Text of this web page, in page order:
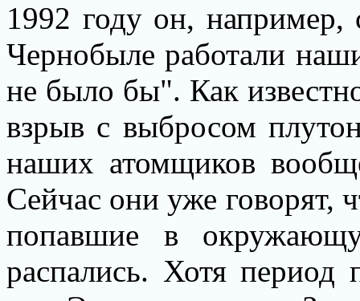
1992 году он, например,
Чернобыле работали
не было бы". Как
взрыв с выбросом
наших атомщиков
Сейчас они уже говорят,
попавшие в
распались. Хотя период